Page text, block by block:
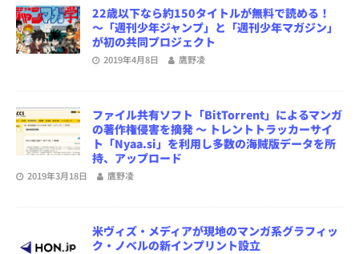
22歳以下なら約150タイトルが無料で読める！
～「週刊少年ジャンプ」と「週刊少年マガジン」
が初の共同プロジェクト
2019年4月8日 鷹野凌
ファイル共有ソフト「BitTorrent」によるマンガ
の著作権侵害を摘発 ～ トレントトラッカーサイ
ト「Nyaa.si」を利用し多数の海賊版データを所
持、アップロード
2019年3月18日 鷹野凌
米ヴィズ・メディアが現地のマンガ系グラフィッ
ク・ノベルの新インプリント設立